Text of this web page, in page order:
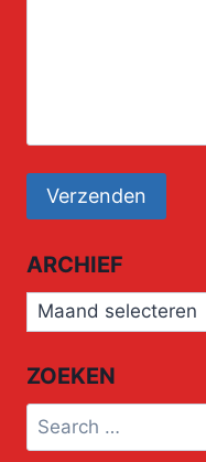
ARCHIEF
Archief
ZOEKEN
Search
for: